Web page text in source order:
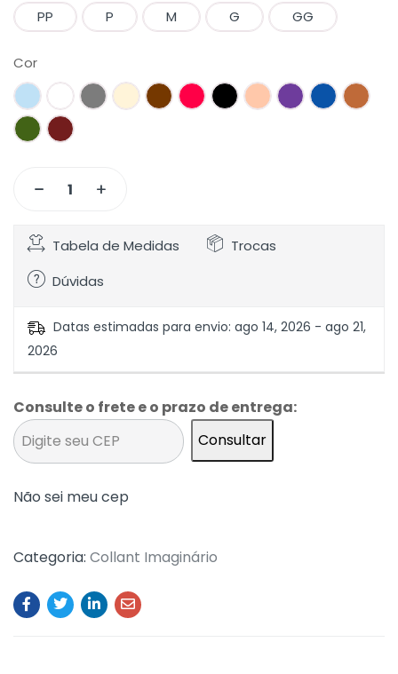
PP
P M G GG
Cor
Tabela de Medidas
Trocas
Dúvidas
Datas estimadas para envio: ago 14, 2026 - ago 21,
2026
Consulte o frete e o prazo de entrega:
Consultar
Não sei meu cep
Categoria: Collant Imaginário